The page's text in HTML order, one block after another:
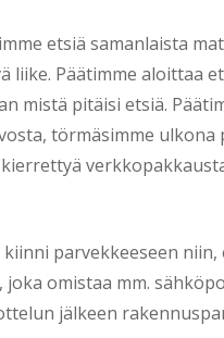
etsiä samanlaista
Päätimme aloittaa
mistä pitäisi etsiä.
törmäsimme
parvekkeeseen
omistaa mm.
jälkeen